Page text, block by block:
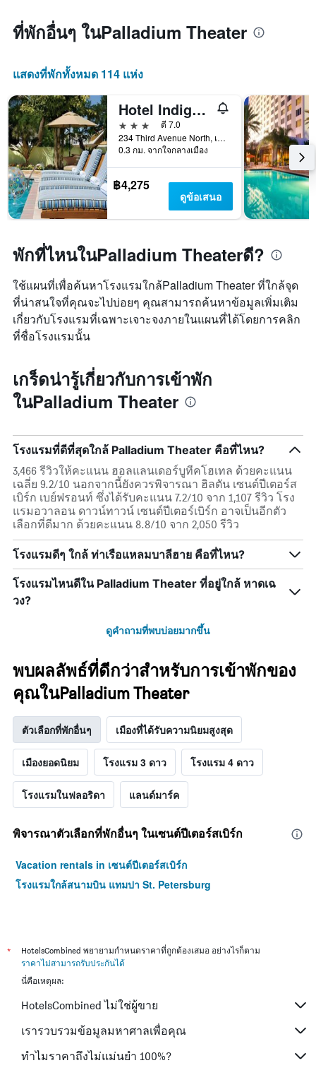
ที่พักอื่นๆ ในPalladium Theater
แสดงที่พักทั้งหมด 114 แห่ง
Hotel Indigo Saint Petersburg Downtown
3 ดาว
ดี 7.0
234 Third Avenue North, เซนต์ปีเตอร์สเบิร์ก, FL, สหรัฐอเมริกา
0.3 กม. จากใจกลางเมือง
฿4,275
ดูข้อเสนอ
พักที่ไหนในPalladium Theaterดี?
ใช้แผนที่เพื่อค้นหาโรงแรมใกล้Palladium Theater ที่ใกล้จุด
ที่น่าสนใจที่คุณจะไปบ่อยๆ คุณสามารถค้นหาข้อมูลเพิ่มเติม
เกี่ยวกับโรงแรมที่เฉพาะเจาะจงภายในแผนที่ได้โดยการคลิก
ที่ชื่อโรงแรมนั้น
เกร็ดน่ารู้เกี่ยวกับการเข้าพัก
ในPalladium Theater
โรงแรมที่ดีที่สุดใกล้ Palladium Theater คือที่ไหน?
3,466 รีวิวให้คะแนน ฮอลแลนเดอร์บูทีคโฮเทล ด้วยคะแนน
เฉลี่ย 9.2/10 นอกจากนี้ยังควรพิจารณา ฮิลตัน เซนต์ปีเตอร์ส
เบิร์ก เบย์ฟรอนท์ ซึ่งได้รับคะแนน 7.2/10 จาก 1,107 รีวิว โรง
แรมอวาลอน ดาวน์ทาวน์ เซนต์ปีเตอร์เบิร์ก อาจเป็นอีกตัว
เลือกที่ดีมาก ด้วยคะแนน 8.8/10 จาก 2,050 รีวิว
โรงแรมดีๆ ใกล้ ท่าเรือแหลมบาลีฮาย คือที่ไหน?
โรงแรมไหนดีใน Palladium Theater ที่อยู่ใกล้ หาดเฉ
วง?
ดูคำถามที่พบบ่อยมากขึ้น
พบผลลัพธ์ที่ดีกว่าสำหรับการเข้าพักของ
คุณในPalladium Theater
ตัวเลือกที่พักอื่นๆ เมืองที่ได้รับความนิยมสูงสุด
เมืองยอดนิยม โรงแรม 3 ดาว โรงแรม 4 ดาว
โรงแรมในฟลอริดา แลนด์มาร์ค
พิจารณาตัวเลือกที่พักอื่นๆ ในเซนต์ปีเตอร์สเบิร์ก
Vacation rentals in เซนต์ปีเตอร์สเบิร์ก
โรงแรมใกล้สนามบิน แทมปา St. Petersburg
*
HotelsCombined พยายามกำหนดราคาที่ถูกต้องเสมอ อย่างไรก็ตาม
ราคาไม่สามารถรับประกันได้
นี่คือเหตุผล:
HotelsCombined ไม่ใช่ผู้ขาย
เรารวบรวมข้อมูลมหาศาลเพื่อคุณ
ทำไมราคาถึงไม่แม่นยำ 100%?